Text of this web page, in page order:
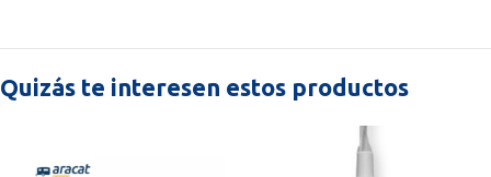
Quizás te interesen estos productos